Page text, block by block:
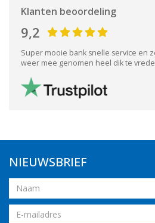
Klanten beoordeling
9,2
Super mooie bank snelle service en
weer mee genomen heel dik te
NIEUWSBRIEF
Naam
Email